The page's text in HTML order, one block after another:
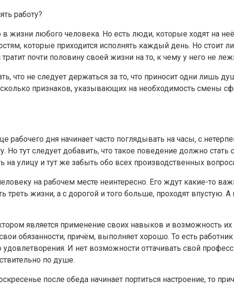
работу?
жизни любого человека. Но есть люди, которые ходят на
которые приходится исполнять каждый день. Но стоит
почти половину своей жизни на то, к чему у него не
что не следует держаться за то, что приносит одни лишь
признаков, указывающих на необходимость смены
рабочего дня начинает часто поглядывать на часы, с
Но тут следует добавить, что такое поведение должно
улицу и тут же забыть обо всех производственных
на рабочем месте неинтересно. Его ждут какие-то
треть жизни, а с дорогой и того больше, проходят
является применение своих навыков и возможность их
обязанности, причём, выполняет хорошо. То есть
И нет возможности оттачивать свой
по душе.
после обеда начинает портиться настроение, то